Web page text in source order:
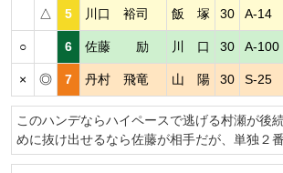
△ 5 川口 裕司 飯 塚 30 A-14
○ 6 佐藤 励 川 口 30 A-100
× ◎ 7 丹村 飛竜 山 陽 30 S-25
このハンデならハイペースで逃げる村瀬が後
めに抜け出せるなら佐藤が相手だが、単独２